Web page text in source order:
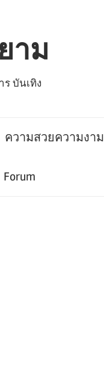
าม
ร บันเทิง
ความสวยความงาม
Forum